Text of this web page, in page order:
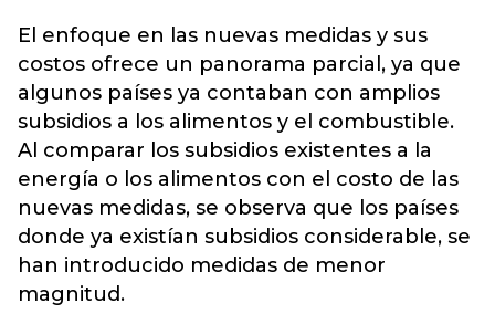
El enfoque en las nuevas medidas y sus
costos ofrece un panorama parcial, ya que
algunos países ya contaban con amplios
subsidios a los alimentos y el combustible.
Al comparar los subsidios existentes a la
energía o los alimentos con el costo de las
nuevas medidas, se observa que los países
donde ya existían subsidios considerable, se
han introducido medidas de menor
magnitud.